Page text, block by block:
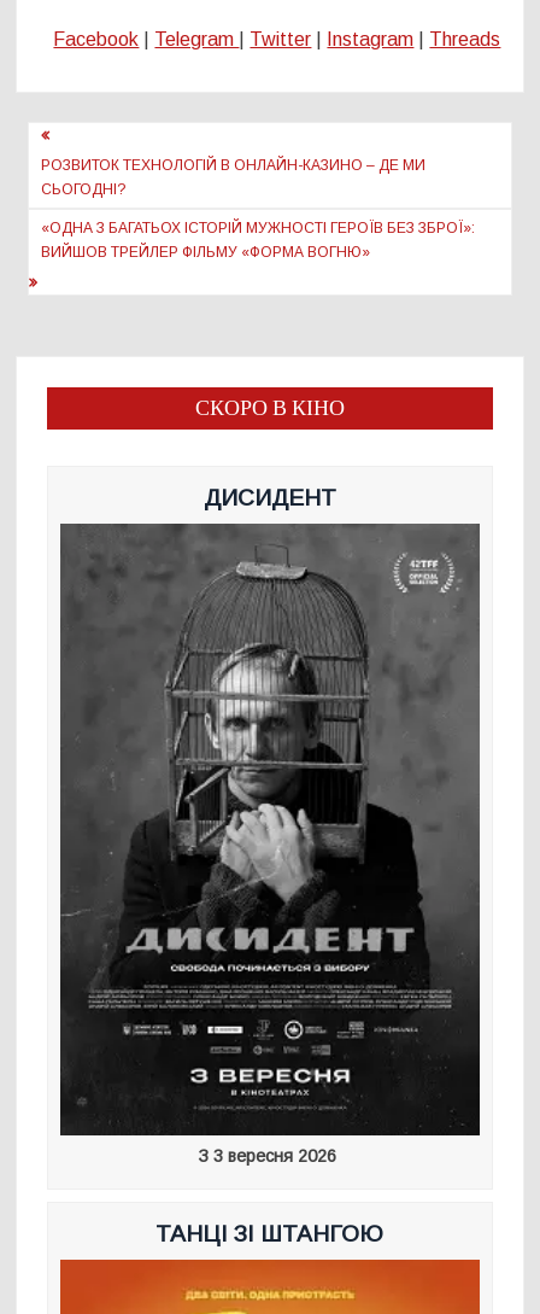
Facebook Telegram Twitter Instagram Threads
Навігація
записів
РОЗВИТОК ТЕХНОЛОГІЙ В ОНЛАЙН-КАЗИНО – ДЕ МИ
СЬОГОДНІ?
«ОДНА З БАГАТЬОХ ІСТОРІЙ МУЖНОСТІ ГЕРОЇВ БЕЗ ЗБРОЇ»:
ВИЙШОВ ТРЕЙЛЕР ФІЛЬМУ «ФОРМА ВОГНЮ»
СКОРО В КІНО
ДИСИДЕНТ
З 3 вересня 2026
ТАНЦІ ЗІ ШТАНГОЮ